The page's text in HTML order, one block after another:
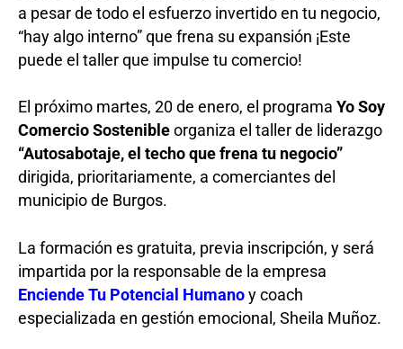
a pesar de todo el esfuerzo invertido en tu negocio,
“hay algo interno” que frena su expansión ¡Este
puede el taller que impulse tu comercio!
El próximo martes, 20 de enero, el programa Yo Soy
Comercio Sostenible organiza el taller de liderazgo
“Autosabotaje, el techo que frena tu negocio”
dirigida, prioritariamente, a comerciantes del
municipio de Burgos.
La formación es gratuita, previa inscripción, y será
impartida por la responsable de la empresa
Enciende Tu Potencial Humano y coach
especializada en gestión emocional, Sheila Muñoz.